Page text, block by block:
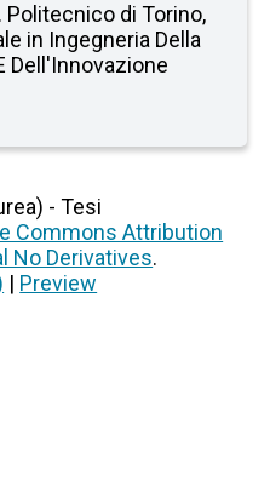
. Politecnico di Torino,
in Ingegneria Della
Dell'Innovazione
- Tesi
Commons Attribution
No Derivatives.
| Preview